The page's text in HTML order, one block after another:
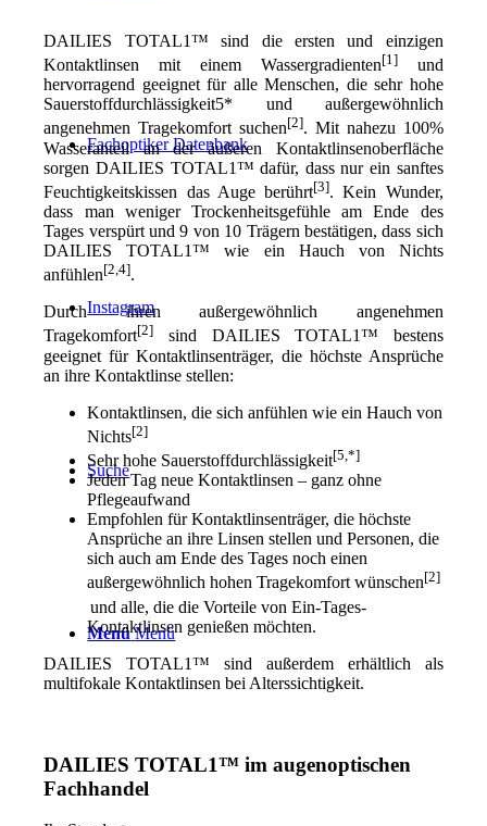
Fachoptiker Datenbank
Instagram
Suche
Menü Menü
DAILIES TOTAL1™ sind die ersten und einzigen
Kontaktlinsen mit einem Wassergradienten[1]und
hervorragend geeignet für alle Menschen, die sehr hohe
Sauerstoffdurchlässigkeit5* und außergewöhnlich
angenehmen Tragekomfort suchen[2]. Mit nahezu 100%
Wasseranteil an der äußeren Kontaktlinsenoberfläche
sorgen DAILIES TOTAL1™ dafür, dass nur ein sanftes
Feuchtigkeitskissen das Auge berührt[3]. Kein Wunder,
dass man weniger Trockenheitsgefühle am Ende des
Tages verspürt und 9 von 10 Trägern bestätigen, dass sich
DAILIES TOTAL1™ wie ein Hauch von Nichts
anfühlen[2,4].
Durch ihren außergewöhnlich angenehmen
Tragekomfort[2] sind DAILIES TOTAL1™ bestens
geeignet für Kontaktlinsenträger, die höchste Ansprüche
an ihre Kontaktlinse stellen:
Kontaktlinsen, die sich anfühlen wie ein Hauch von
Nichts[2]
Sehr hohe Sauerstoffdurchlässigkeit[5,*]
Jeden Tag neue Kontaktlinsen – ganz ohne
Pflegeaufwand
Empfohlen für Kontaktlinsenträger, die höchste
Ansprüche an ihre Linsen stellen und Personen, die
sich auch am Ende des Tages noch einen
außergewöhnlich hohen Tragekomfort wünschen[2]
und alle, die die Vorteile von Ein-Tages-
Kontaktlinsen genießen möchten.
DAILIES TOTAL1™ sind außerdem erhältlich als
multifokale Kontaktlinsen bei Alterssichtigkeit.
DAILIES TOTAL1™ im augenoptischen
Fachhandel